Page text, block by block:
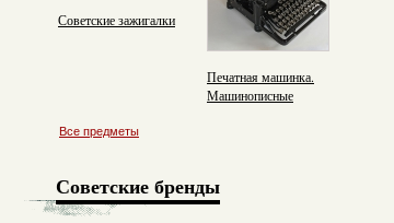
Советские зажигалки
Печатная машинка.
Машинописные
Все предметы
Советские бренды